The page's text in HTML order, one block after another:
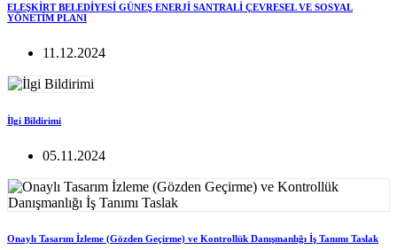
ELEŞKİRT BELEDİYESİ GÜNEŞ ENERJİ SANTRALİ ÇEVRESEL VE SOSYAL
YÖNETİM PLANI
11.12.2024
İlgi Bildirimi
05.11.2024
Onaylı Tasarım İzleme (Gözden Geçirme) ve Kontrollük Danışmanlığı İş Tanımı Taslak